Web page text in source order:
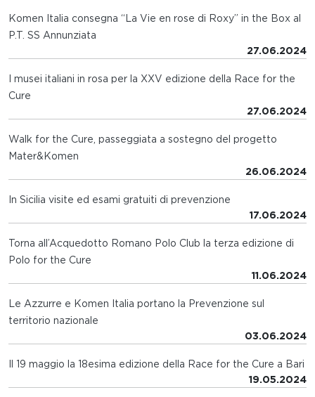
Komen Italia consegna “La Vie en rose di Roxy” in the Box al
P.T. SS Annunziata
27.06.2024
I musei italiani in rosa per la XXV edizione della Race for the
Cure
27.06.2024
Walk for the Cure, passeggiata a sostegno del progetto
Mater&Komen
26.06.2024
In Sicilia visite ed esami gratuiti di prevenzione
17.06.2024
Torna all’Acquedotto Romano Polo Club la terza edizione di
Polo for the Cure
11.06.2024
Le Azzurre e Komen Italia portano la Prevenzione sul
territorio nazionale
03.06.2024
Il 19 maggio la 18esima edizione della Race for the Cure a Bari
19.05.2024